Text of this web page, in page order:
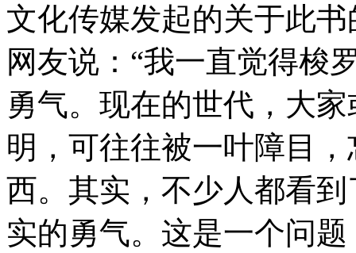
文化传媒发起的关于此
网友说：“我一直觉得梭
勇气。现在的世代，大
明，可往往被一叶障目
西。其实，不少人都看
实的勇气。这是一个问